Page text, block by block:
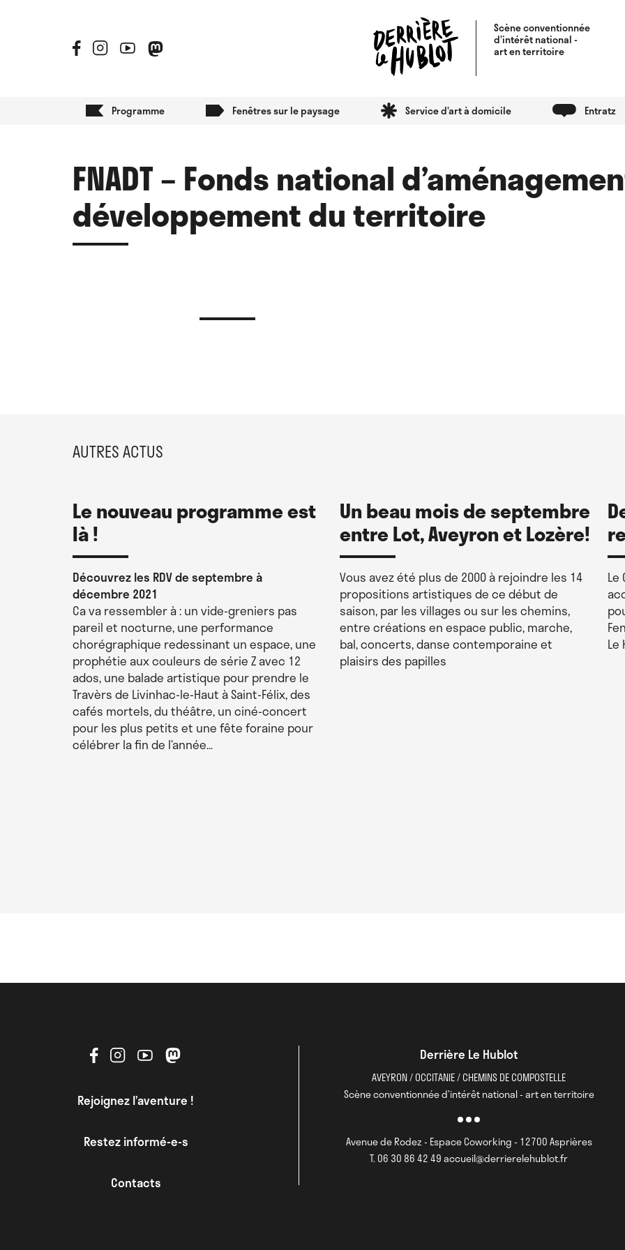
Scène conventionnée
d’intérêt national -
art en territoire
Programme Fenêtres sur le paysage Service d’art à domicile Entratz
FNADT – Fonds national
développement du territoire
AUTRES ACTUS
Le nouveau programme est
là !
Découvrez les RDV de septembre à
décembre 2021
Ca va ressembler à : un vide-greniers pas
pareil et nocturne, une performance
chorégraphique redessinant un espace, une
prophétie aux couleurs de série Z avec 12
ados, une balade artistique pour prendre le
Travèrs de Livinhac-le-Haut à Saint-Félix, des
cafés mortels, du théâtre, un ciné-concert
pour les plus petits et une fête foraine pour
célébrer la fin de l’année…
Un beau mois de septembre
entre Lot, Aveyron et Lozère!
Vous avez été plus de 2000 à rejoindre les 14
propositions artistiques de ce début de
saison, par les villages ou sur les chemins,
entre créations en espace public, marche,
bal, concerts, danse contemporaine et
plaisirs des papilles
Le
Le
Rejoignez l’aventure !
Restez informé-e-s
Contacts
Derrière Le Hublot
AVEYRON / OCCITANIE / CHEMINS DE COMPOSTELLE
Scène conventionnée d’intérêt national - art en territoire
Avenue de Rodez - Espace Coworking - 12700 Asprières
T. 06 30 86 42 49 accueil@derrierelehublot.fr